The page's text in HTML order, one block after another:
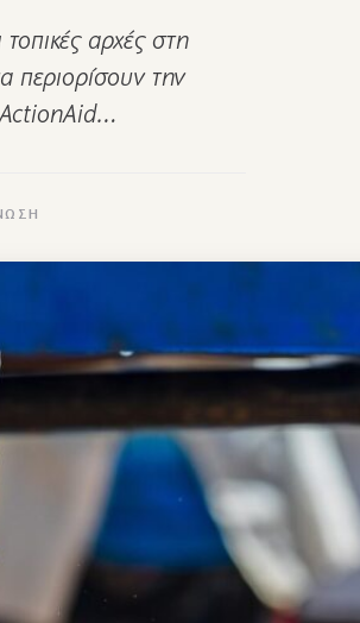
αρχές στη
περιορίσουν την